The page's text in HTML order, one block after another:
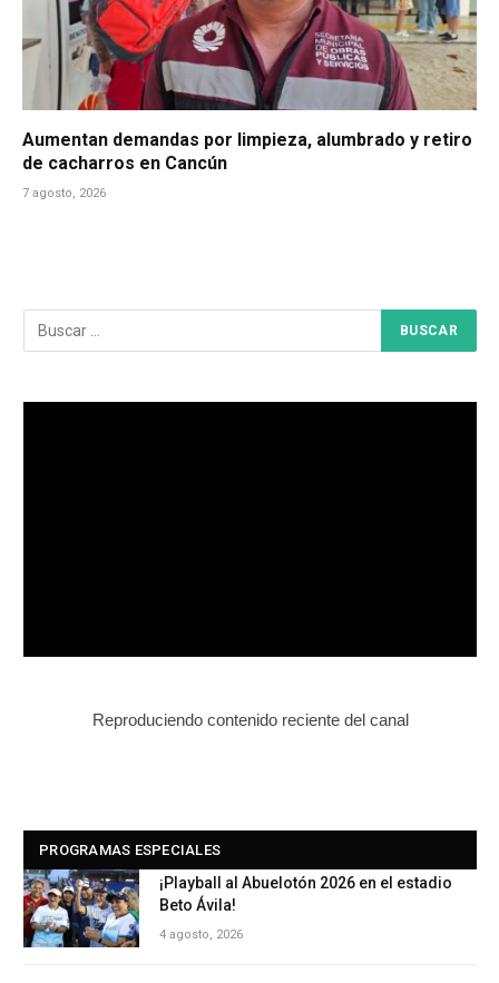
Aumentan demandas por limpieza, alumbrado y retiro
de cacharros en Cancún
7 agosto, 2026
Reproduciendo contenido reciente del canal
PROGRAMAS ESPECIALES
¡Playball al Abuelotón 2026 en el estadio
Beto Ávila!
4 agosto, 2026